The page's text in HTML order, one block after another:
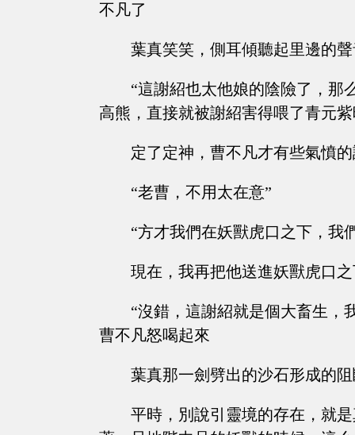
不凡了
葉真笑笑，側耳傾聽起里邊的
“這謝紹也太他娘的陰險了，那
高熊，直接就被謝紹害得喂了青元
定了定神，曹不凡才有些氣憤
“老曹，不用太在意”
“方才我們在妖獸虎口之下，我
現在，我再把他送進妖獸虎口
“沒錯，這謝紹就是個大畜生，
曹不凡怒喝起來
葉真那一劍劈出的沙石形成的
平時，別說引靈境的存在，就